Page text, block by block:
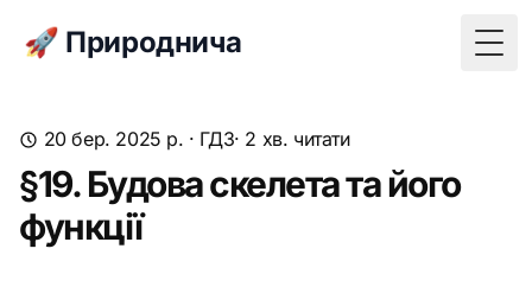
🚀 Природнича
20 бер. 2025 р. · ГДЗ· 2 хв. читати
§19. Будова скелета та його
функції